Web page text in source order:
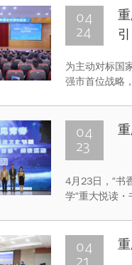
04
24
引
为主动对标国
强市首位战略
04
23
4月23日，“书
学“重大悦读・
04